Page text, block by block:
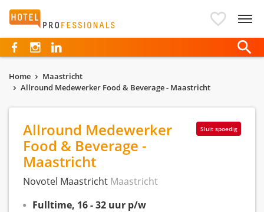
Hotelprofessionals
Home
Maastricht
Allround Medewerker Food & Beverage - Maastricht
Sluit spoedig
Allround Medewerker
Food & Beverage -
Maastricht
Novotel Maastricht Maastricht
Fulltime, 16 - 32 uur p/w